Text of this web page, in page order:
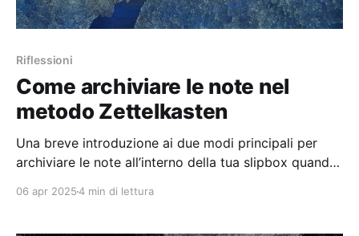
Riflessioni
Come archiviare le note nel
metodo Zettelkasten
Una breve introduzione ai due modi principali per
archiviare le note all’interno della tua slipbox quando
06 apr 20254 min di lettura